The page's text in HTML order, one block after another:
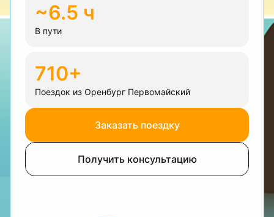
~6.5 ч
В пути
710+
Поездок из Оренбург Первомайский
Заказать поездку
Получить консультацию